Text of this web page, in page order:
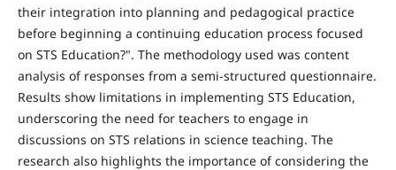
their integration into planning and pedagogical practice
before beginning a continuing education process focused
on STS Education?". The methodology used was content
analysis of responses from a semi-structured questionnaire.
Results show limitations in implementing STS Education,
underscoring the need for teachers to engage in
discussions on STS relations in science teaching. The
research also highlights the importance of considering the